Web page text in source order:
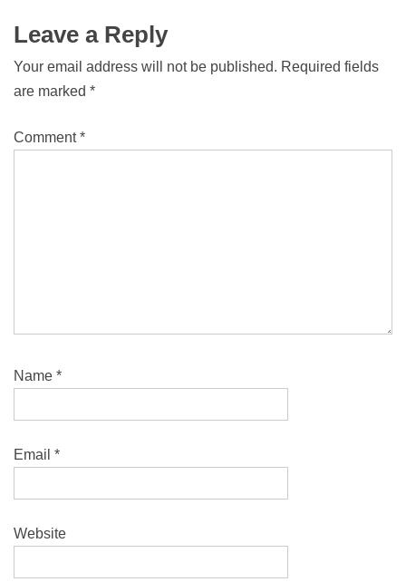
Leave a Reply
Your email address will not be published. Required fields
are marked *
Comment*
Name *
Email *
Website